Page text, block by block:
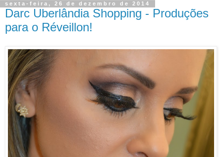
sexta-feira, 26 de dezembro de 2014
Darc Uberlândia Shopping - Produções
para o Réveillon!